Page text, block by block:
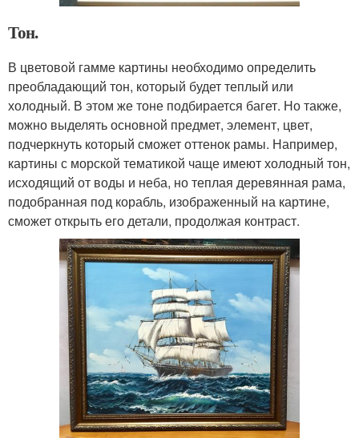
Тон.
В цветовой гамме картины необходимо определить
преобладающий тон, который будет теплый или
холодный. В этом же тоне подбирается багет. Но также,
можно выделять основной предмет, элемент, цвет,
подчеркнуть который сможет оттенок рамы. Например,
картины с морской тематикой чаще имеют холодный тон,
исходящий от воды и неба, но теплая деревянная рама,
подобранная под корабль, изображенный на картине,
сможет открыть его детали, продолжая контраст.